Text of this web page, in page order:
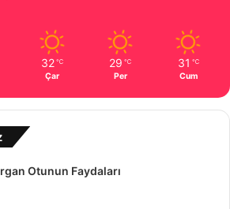
32 ℃
Çar
29 ℃
Per
31 ℃
Cum
Otunun Faydaları